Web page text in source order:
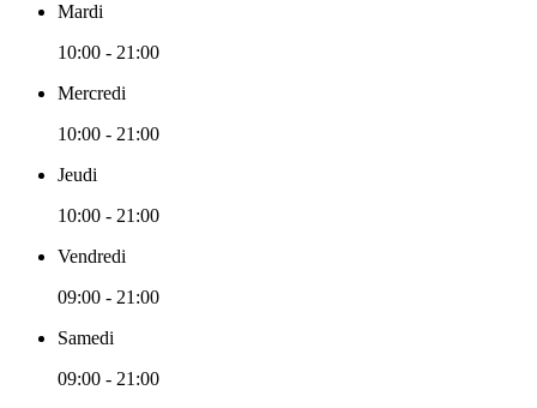
Mardi
10:00 - 21:00
Mercredi
10:00 - 21:00
Jeudi
10:00 - 21:00
Vendredi
09:00 - 21:00
Samedi
09:00 - 21:00